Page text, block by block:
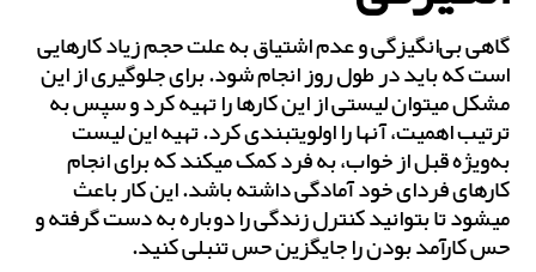
گاهی بی‌‎انگیزگی و عدم اشتیاق به علت حجم زیاد کارهایی
است که باید در طول روز انجام شود. برای جلوگیری از این
مشکل می‎توان لیستی از این کارها را تهیه کرد و سپس به
ترتیب اهمیت، آن‎ها را اولویت‎بندی کرد. تهیه این لیست
به‌ویژه قبل از خواب، به فرد کمک می‎کند که برای انجام
کارهای فردای خود آمادگی داشته باشد. این کار باعث
می‎شود تا بتوانید کنترل زندگی را دوباره به دست گرفته و
حس کارآمد بودن را جایگزین حس تنبلی کنید.